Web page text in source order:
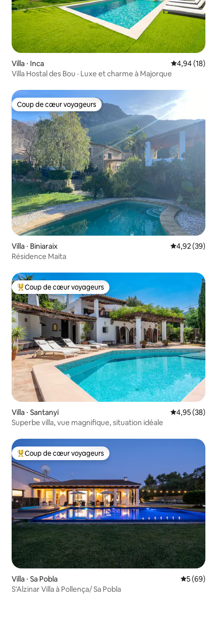
Villa ⋅ Inca Évaluation
4,94 (18)
Villa Hostal des Bou · Luxe et charme à Majorque
Coup de cœur voyageurs
Coup de cœur voyageurs
Villa ⋅ Biniaraix Évaluation
4,92 (39)
Résidence Maita
Coups de cœur voyageurs les plus appréciés
Coup de cœur voyageurs
Villa ⋅ Santanyí Évaluation
4,95 (38)
Superbe villa, vue magnifique, situation idéale
Coups de cœur voyageurs les plus appréciés
Coup de cœur voyageurs
Villa ⋅ Sa Pobla
5 (69)
S'Alzinar Villa à Pollença/ Sa Pobla